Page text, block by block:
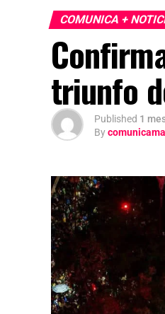
país es
celebraciones
COMUNICA +
triunfo
Published 1
By